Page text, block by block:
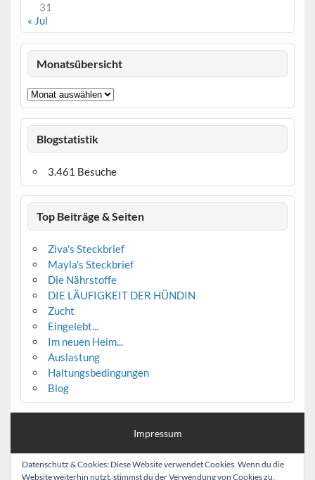
31
« Jul
Monatsübersicht
Monatsübersicht
Blogstatistik
3.461 Besuche
Top Beiträge & Seiten
Ziva's Steckbrief
Mayla's Steckbrief
Die Nährstoffe
DIE LÄUFIGKEIT DER HÜNDIN
Zucht
Eingelebt...
Im neuen Heim...
Auslastung
Haltungsbedingungen
Blog
Impressum
Haftungsausschluss (Disclaimer)
Datenschutz & Cookies: Diese Website verwendet Cookies. Wenn du die
Website weiterhin nutzt, stimmst du der Verwendung von Cookies zu.